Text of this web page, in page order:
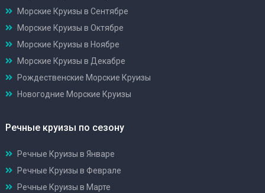
Морские Круизы в Сентябре
Морские Круизы в Октябре
Морские Круизы в Ноябре
Морские Круизы в Декабре
Рождественские Морские Круизы
Новогодние Морские Круизы
Речные круизы по сезону
Речные Круизы в Январе
Речные Круизы в Феврале
Речные Круизы в Марте